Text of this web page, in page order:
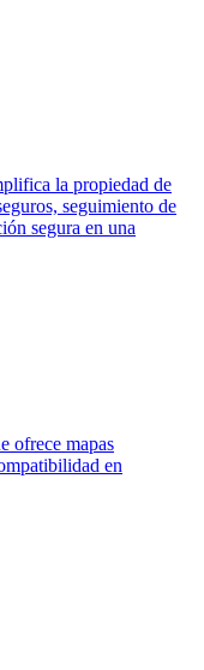
la propiedad de
seguimiento de
segura en una
ofrece mapas
en